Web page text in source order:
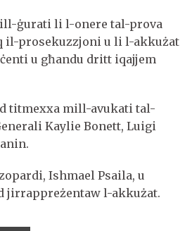
ġurati li l-onere tal-prova
il-prosekuzzjoni u li l-akkużat
u għandu dritt iqajjem
titmexxa mill-avukati tal-
Kaylie Bonett, Luigi
Ishmael Psaila, u
jirrappreżentaw l-akkużat.